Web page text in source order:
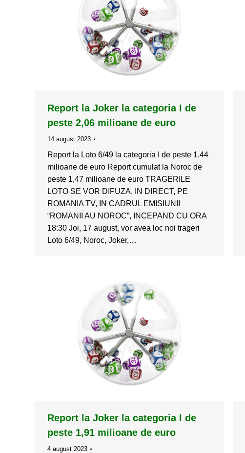
Report la Joker la categoria I de
peste 2,06 milioane de euro
14 august 2023
Report la Loto 6/49 la categoria I de peste 1,44
milioane de euro Report cumulat la Noroc de
peste 1,47 milioane de euro TRAGERILE
LOTO SE VOR DIFUZA, IN DIRECT, PE
ROMANIA TV, IN CADRUL EMISIUNII
“ROMANII AU NOROC”, INCEPAND CU ORA
18:30 Joi, 17 august, vor avea loc noi trageri
Loto 6/49, Noroc, Joker,…
Report la Joker la categoria I de
peste 1,91 milioane de euro
4 august 2023